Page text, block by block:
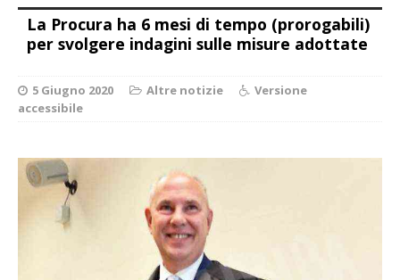
La Procura ha 6 mesi di tempo (prorogabili)
per svolgere indagini sulle misure adottate
5 Giugno 2020 Altre notizie
Versione
accessibile